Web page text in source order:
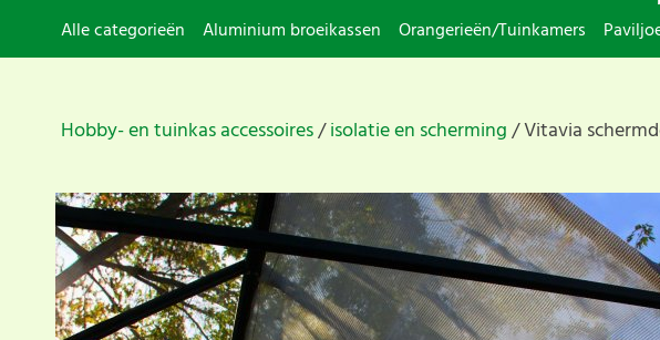
Alle categorieën Aluminium broeikassen Orangerieën/Tuinkamers
Hobby- en tuinkas accessoires isolatie en scherming Vitavia